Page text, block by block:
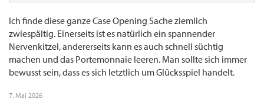
Ich finde diese ganze Case Opening Sache ziemlich
zwiespältig. Einerseits ist es natürlich ein spannender
Nervenkitzel, andererseits kann es auch schnell süchtig
machen und das Portemonnaie leeren. Man sollte sich immer
bewusst sein, dass es sich letztlich um Glücksspiel handelt.
7. Mai 2026